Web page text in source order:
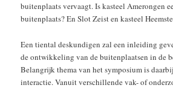
buitenplaats vervaagt. Is kasteel Amerongen
buitenplaats? En Slot Zeist en kasteel
Een tiental deskundigen zal een inleiding
de ontwikkeling van de buitenplaatsen in de
Belangrijk thema van het symposium is
interactie. Vanuit verschillende vak- of